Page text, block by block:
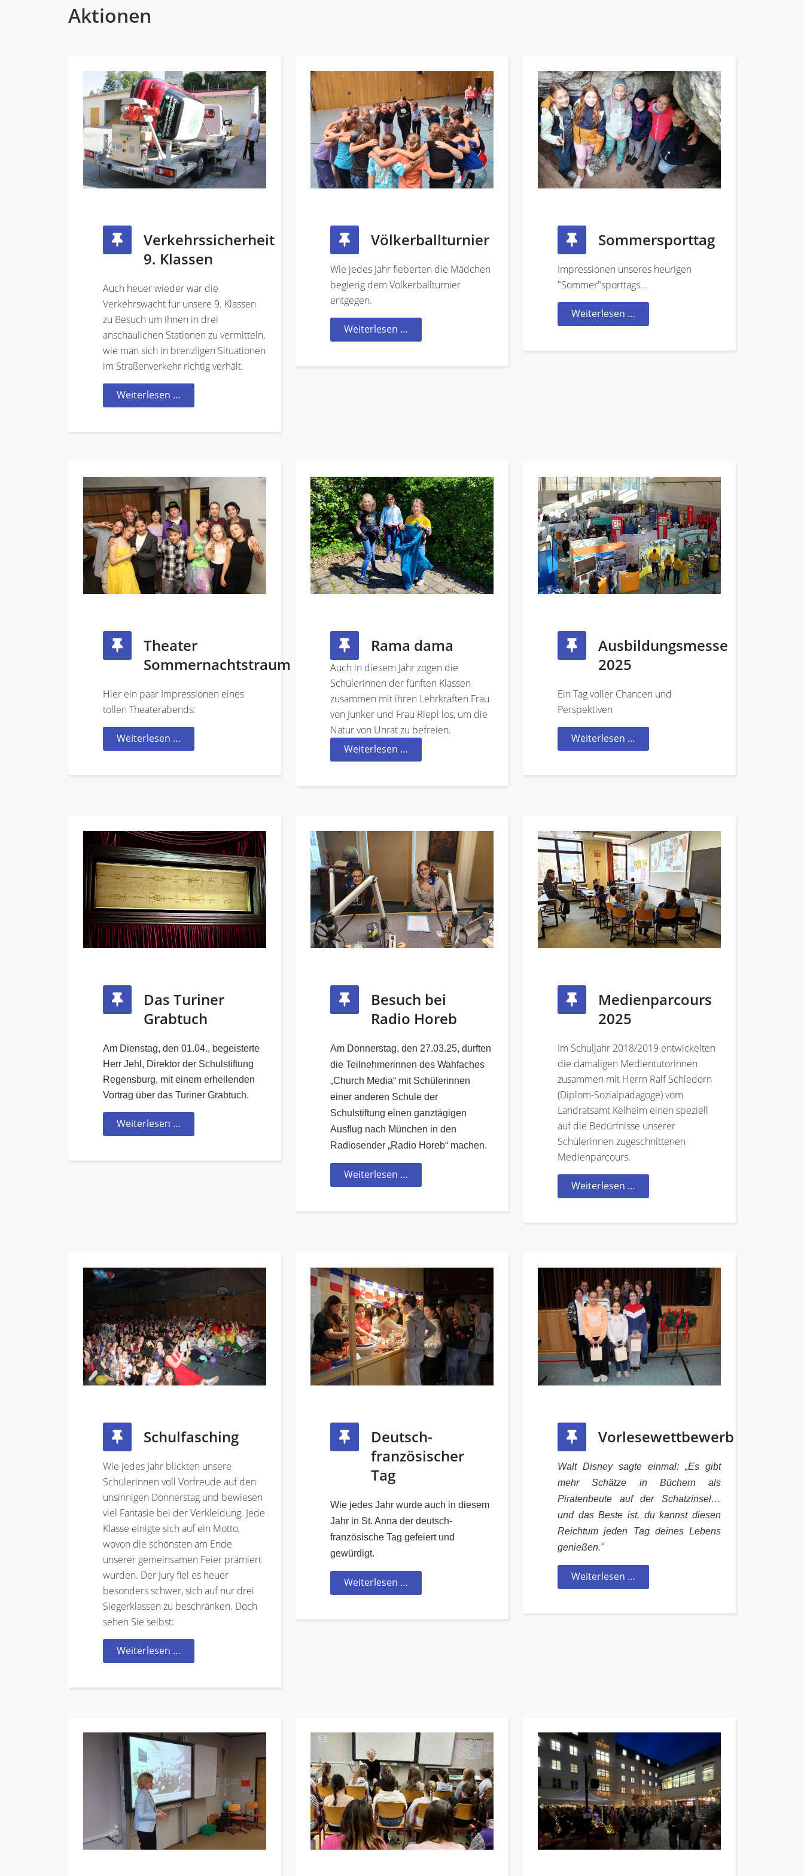
Aktionen
Verkehrssicherheit
9. Klassen
Auch heuer wieder war die
Verkehrswacht für unsere 9. Klassen
zu Besuch um ihnen in drei
anschaulichen Stationen zu vermitteln,
wie man sich in brenzligen Situationen
im Straßenverkehr richtig verhält.
Weiterlesen …
Völkerballturnier
Wie jedes Jahr fieberten die Mädchen
begierig dem Völkerballturnier
entgegen.
Weiterlesen …
Sommersporttag
Impressionen unseres heurigen
"Sommer"sporttags...
Weiterlesen …
Theater
Sommernachtstraum
Hier ein paar Impressionen eines
tollen Theaterabends:
Weiterlesen …
Rama dama
Auch in diesem Jahr zogen die
Schülerinnen der fünften Klassen
zusammen mit ihren Lehrkräften Frau
von Junker und Frau Riepl los, um die
Natur von Unrat zu befreien.
Weiterlesen …
Ausbildungsmesse
2025
Ein Tag voller Chancen und
Perspektiven
Weiterlesen …
Das Turiner
Grabtuch
Am Dienstag, den 01.04., begeisterte
Herr Jehl, Direktor der Schulstiftung
Regensburg, mit einem erhellenden
Vortrag über das Turiner Grabtuch.
Weiterlesen …
Besuch bei
Radio Horeb
Am Donnerstag, den 27.03.25, durften
die Teilnehmerinnen des Wahfaches
„Church Media“ mit Schülerinnen
einer anderen Schule der
Schulstiftung einen ganztägigen
Ausflug nach München in den
Radiosender „Radio Horeb“ machen.
Weiterlesen …
Medienparcours
2025
Im Schuljahr 2018/2019 entwickelten
die damaligen Medientutorinnen
zusammen mit Herrn Ralf Schledorn
(Diplom-Sozialpädagoge) vom
Landratsamt Kelheim einen speziell
auf die Bedürfnisse unserer
Schülerinnen zugeschnittenen
Medienparcours.
Weiterlesen …
Schulfasching
Wie jedes Jahr blickten unsere
Schülerinnen voll Vorfreude auf den
unsinnigen Donnerstag und bewiesen
viel Fantasie bei der Verkleidung. Jede
Klasse einigte sich auf ein Motto,
wovon die schönsten am Ende
unserer gemeinsamen Feier prämiert
wurden. Der Jury fiel es heuer
besonders schwer, sich auf nur drei
Siegerklassen zu beschränken. Doch
sehen Sie selbst:
Weiterlesen …
Deutsch-
französischer
Tag
Wie jedes Jahr wurde auch in diesem
Jahr in St. Anna der deutsch-
französische Tag gefeiert und
gewürdigt.
Weiterlesen …
Vorlesewettbewerb
Walt Disney sagte einmal: „Es gibt
mehr Schätze in Büchern als
Piratenbeute auf der Schatzinsel…
und das Beste ist, du kannst diesen
Reichtum jeden Tag deines Lebens
genießen."
Weiterlesen …